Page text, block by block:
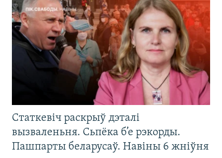
Статкевіч раскрыў дэталі
вызваленьня. Сьпёка б’е рэкорды.
Пашпарты беларусаў. Навіны 6 жніўня